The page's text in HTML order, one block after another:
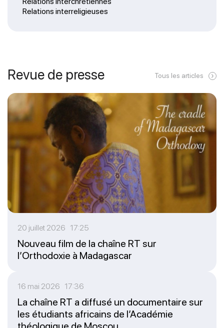
Relations interreligieuses
Revue de presse Tous les articles
20 juillet 2026 17:25
Nouveau film de la chaîne RT sur
l’Orthodoxie à Madagascar
16 mai 2026 17:36
La chaîne RT a diffusé un documentaire sur
les étudiants africains de l’Académie